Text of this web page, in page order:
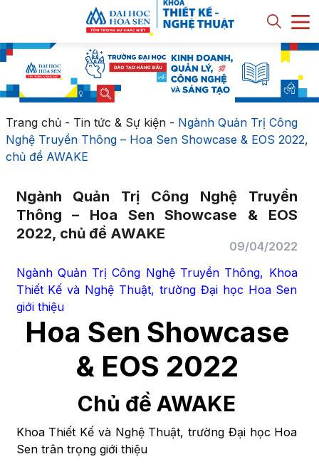
Trang chủ- Tin tức & Sự kiện- Ngành Quản Trị Công
Nghệ Truyền Thông – Hoa Sen Showcase & EOS 2022,
chủ đề AWAKE
Ngành Quản Trị Công Nghệ Truyền
Thông – Hoa Sen Showcase & EOS
2022, chủ đề AWAKE
09/04/2022
Ngành Quản Trị Công Nghệ Truyền Thông, Khoa
Thiết Kế và Nghệ Thuật, trường Đại học Hoa Sen
giới thiệu
Hoa Sen Showcase
& EOS 2022
Chủ đề AWAKE
Khoa Thiết Kế và Nghệ Thuật, trường Đại học Hoa
Sen trân trọng giới thiệu